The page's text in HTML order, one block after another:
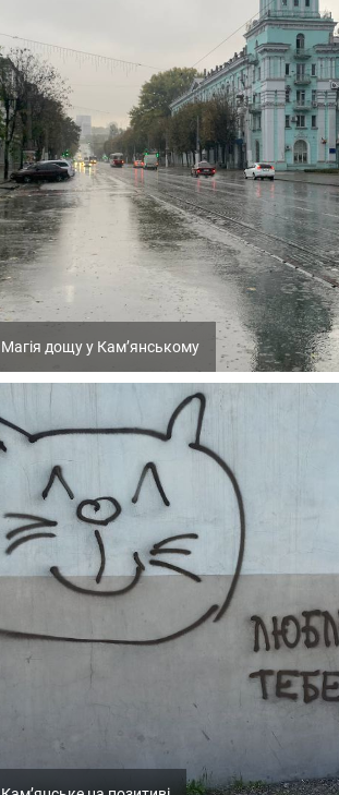
Магія дощу у Кам’янському